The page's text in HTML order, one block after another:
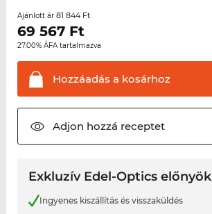
Ajánlott ár 81 844 Ft
69 567Ft
27.00% ÁFA tartalmazva
Hozzáadás a kosárhoz
Adjon hozzá receptet
Exkluzív Edel-Optics előnyök
Ingyenes kiszállítás és visszaküldés